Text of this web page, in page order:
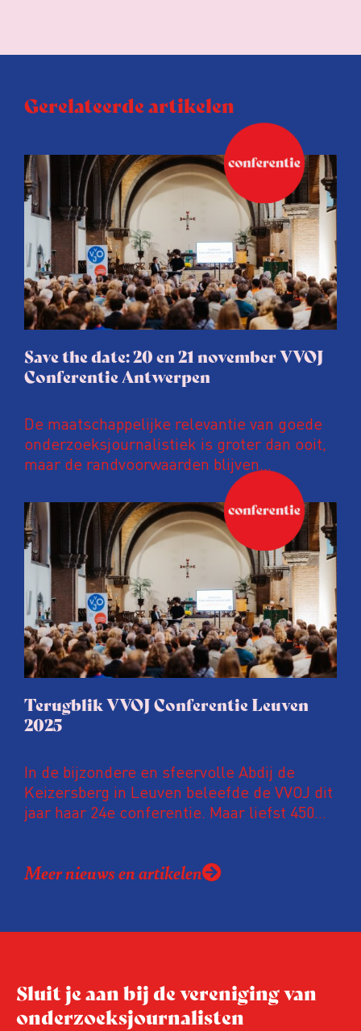
Gerelateerde artikelen
Save the date: 20 en 21 november VVOJ
Conferentie Antwerpen
De maatschappelijke relevantie van goede
onderzoeksjournalistiek is groter dan ooit,
maar de randvoorwaarden blijven
kwetsbaar. Tijdens de komende VVOJ
Conferentie duiken we in De
ongemakkelijke werkelijkheid: een eerlijke
en urgente blik op de staat van ons vak.
Terugblik VVOJ Conferentie Leuven
2025
In de bijzondere en sfeervolle Abdij de
Keizersberg in Leuven beleefde de VVOJ dit
jaar haar 24e conferentie. Maar liefst 450
expertise te delen en elkaar te ontmoeten.
was voor het eerst op de conferentie!
Meer nieuws en artikelen
Sluit je aan bij de vereniging van
onderzoeksjournalisten